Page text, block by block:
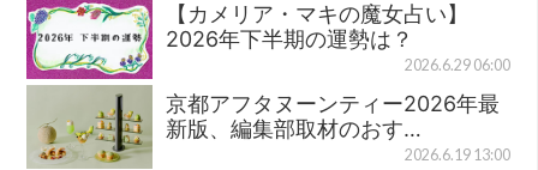
【カメリア・マキの魔女占い】
2026年下半期の運勢は？
2026.6.29 06:00
京都アフタヌーンティー2026年最
新版、編集部取材のおす…
2026.6.19 13:00